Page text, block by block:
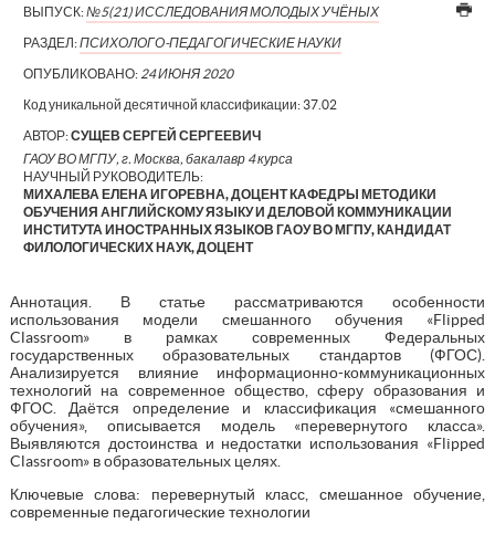
ВЫПУСК:№5(21) ИССЛЕДОВАНИЯ МОЛОДЫХ УЧЁНЫХ
РАЗДЕЛ:ПСИХОЛОГО-ПЕДАГОГИЧЕСКИЕ НАУКИ
ОПУБЛИКОВАНО: 24 ИЮНЯ 2020
Код уникальной десятичной классификации: 37.02
АВТОР:СУЩЕВ СЕРГЕЙ СЕРГЕЕВИЧ
ГАОУ ВО МГПУ, г. Москва, бакалавр 4 курса
НАУЧНЫЙ РУКОВОДИТЕЛЬ:
МИХАЛЕВА ЕЛЕНА ИГОРЕВНА, ДОЦЕНТ КАФЕДРЫ МЕТОДИКИ
ОБУЧЕНИЯ АНГЛИЙСКОМУ ЯЗЫКУ И ДЕЛОВОЙ КОММУНИКАЦИИ
ИНСТИТУТА ИНОСТРАННЫХ ЯЗЫКОВ ГАОУ ВО МГПУ, КАНДИДАТ
ФИЛОЛОГИЧЕСКИХ НАУК, ДОЦЕНТ
Аннотация. В статье рассматриваются особенности
использования модели смешанного обучения «Flipped
Classroom» в рамках современных Федеральных
государственных образовательных стандартов (ФГОС).
Анализируется влияние информационно-коммуникационных
технологий на современное общество, сферу образования и
ФГОС. Даётся определение и классификация «смешанного
обучения», описывается модель «перевернутого класса».
Выявляются достоинства и недостатки использования «Flipped
Classroom» в образовательных целях.
Ключевые слова: перевернутый класс, смешанное обучение,
современные педагогические технологии